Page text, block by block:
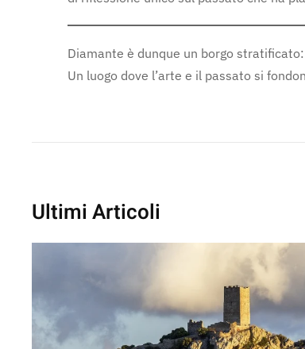
Diamante è dunque un borgo
Un luogo dove l’arte e il passato si
Ultimi Articoli